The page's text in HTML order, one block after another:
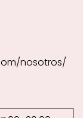
nosotros/